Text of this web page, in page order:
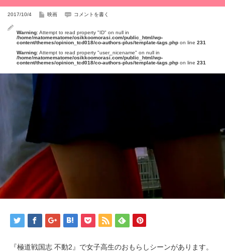
2017/10/4 映画 コメントを書く
Warning: Attempt to read property "ID" on null in
/home/matomematome/osikkoomorasi.com/public_html/wp-
content/themes/opinion_tcd018/co-authors-plus/template-tags.php on line 231
Warning: Attempt to read property "user_nicename" on null in
/home/matomematome/osikkoomorasi.com/public_html/wp-
content/themes/opinion_tcd018/co-authors-plus/template-tags.php on line 231
『極道戦国志 不動2』で女子高生のおもらしシーンがあります。